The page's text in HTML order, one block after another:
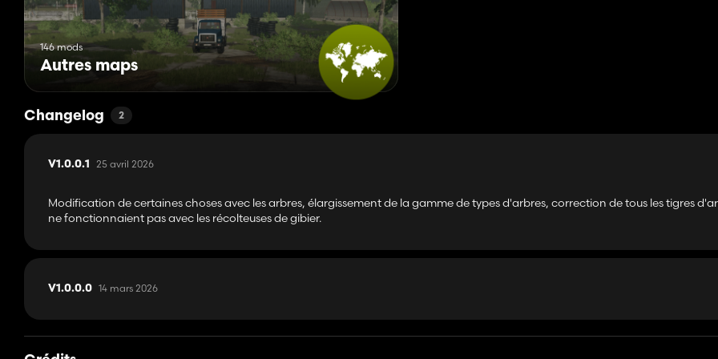
146 mods
Autres maps
Changelog 2
V1.0.0.1 25 avril 2026
Modification de certaines choses avec les arbres, élargissement de la gamme de types d'arbres, correction de tous les tigres
ne fonctionnaient pas avec les récolteuses de gibier.
V1.0.0.0 14 mars 2026